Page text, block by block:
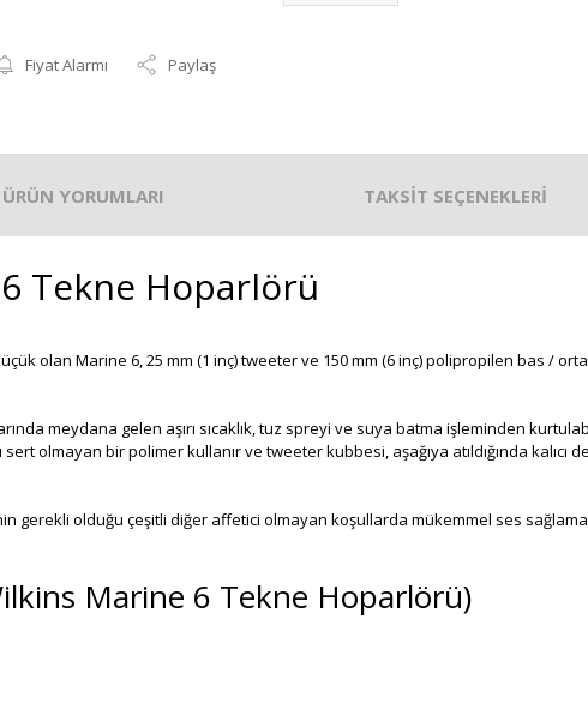
Fiyat Alarmı Paylaş
ÜRÜN YORUMLARI TAKSİT SEÇENEKLERİ
Tekne Hoparlörü
olan Marine 6, 25 mm (1 inç) tweeter ve 150 mm (6 inç) polipropilen bas /
meydana gelen aşırı sıcaklık, tuz spreyi ve suya batma işleminden
sert olmayan bir polimer kullanır ve tweeter kubbesi, aşağıya atıldığında
gerekli olduğu çeşitli diğer affetici olmayan koşullarda mükemmel ses
Marine 6 Tekne Hoparlörü)